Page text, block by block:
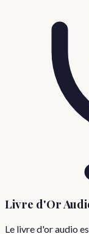
Livre d'Or
Le livre d'or audio